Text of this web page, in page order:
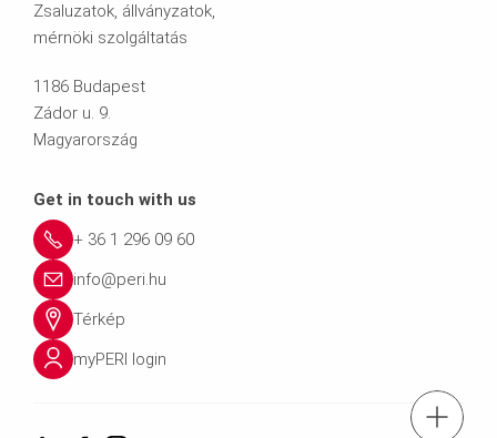
tel.: + 36 1
Zsaluzatok, állványzatok,
mérnöki szolgáltatás
1186 Budapest
Zádor u. 9.
Magyarország
Get in touch with us
+ 36 1 296 09 60
info@peri.hu
Térkép
myPERI login